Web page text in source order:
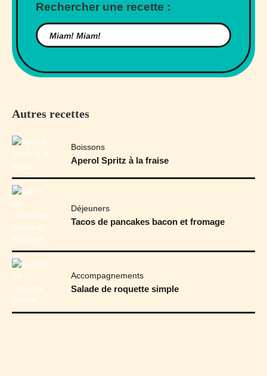
Rechercher une recette :
Autres recettes
Boissons
Aperol Spritz à la fraise
Déjeuners
Tacos de pancakes bacon et fromage
Accompagnements
Salade de roquette simple